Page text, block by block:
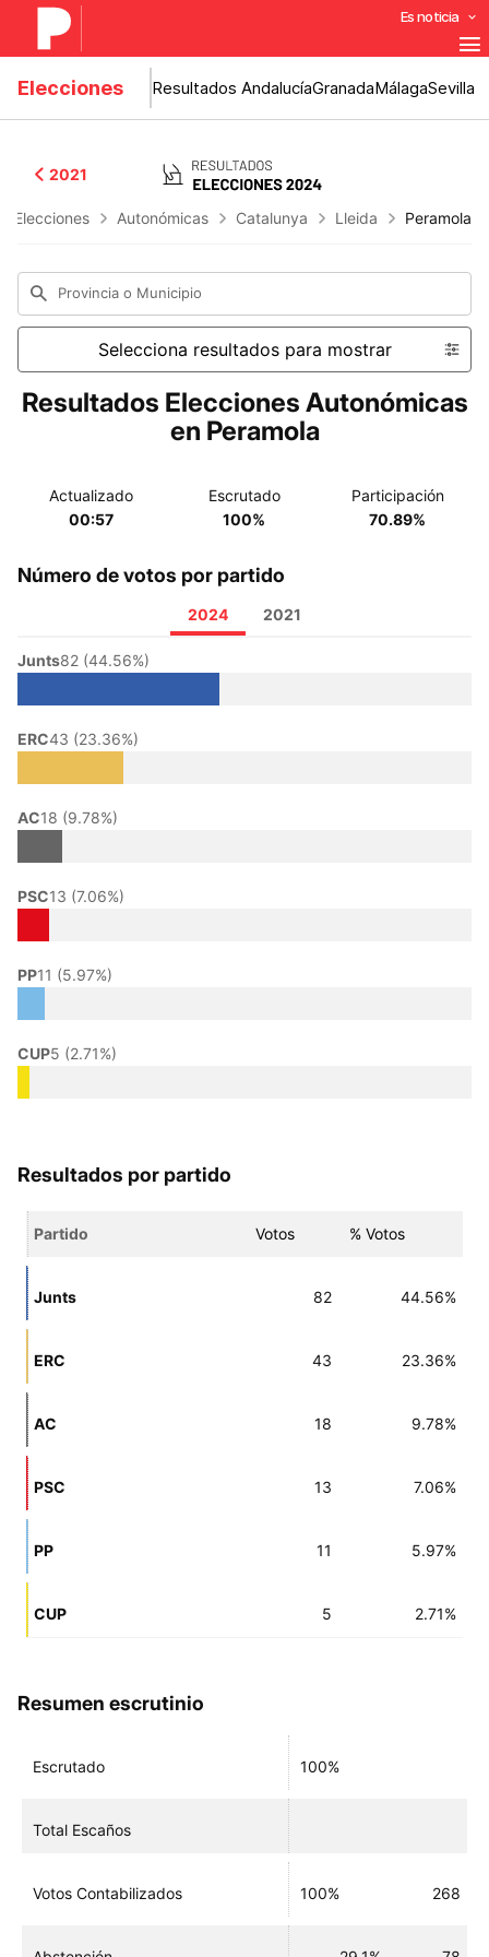
Es noticia
Elecciones Resultados AndalucíaGranadaMálagaSevilla
2021
Elecciones Autonómicas Catalunya Lleida Peramola
Provincia o Municipio
Selecciona resultados para mostrar
Resultados Elecciones Autonómicas
en Peramola
Actualizado
00:57
Escrutado
100%
Participación
70.89%
Número de votos por partido
2024 2021
Junts82 (44.56%)
ERC43 (23.36%)
AC18 (9.78%)
PSC13 (7.06%)
PP11 (5.97%)
CUP5 (2.71%)
Resultados por partido
Partido Votos % Votos
Junts 82 44.56%
ERC 43 23.36%
AC 18 9.78%
PSC 13 7.06%
PP 11 5.97%
CUP 5 2.71%
Resumen escrutinio
Escrutado 100%
Total Escaños
Votos Contabilizados 100% 268